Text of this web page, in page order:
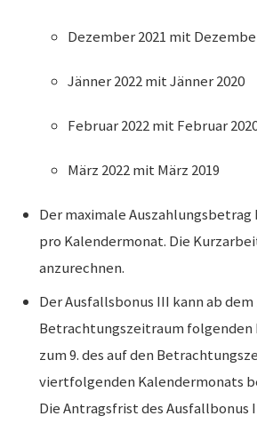
Dezember 2021 mit
Jänner 2022 mit Jänner 2020
Februar 2022 mit Februar
März 2022 mit März 2019
Der maximale Auszahlungsbetrag
pro Kalendermonat. Die
anzurechnen.
Der Ausfallsbonus III kann ab dem
Betrachtungszeitraum folgenden
zum 9. des auf den
viertfolgenden Kalendermonats
Die Antragsfrist des Ausfallbonus